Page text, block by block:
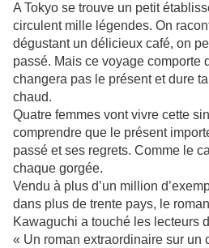
A Tokyo se trouve un petit
circulent mille légendes. On
dégustant un délicieux café, on
passé. Mais ce voyage comporte
changera pas le présent et dure
chaud.
Quatre femmes vont vivre cette
comprendre que le présent
passé et ses regrets. Comme le
chaque gorgée.
Vendu à plus d’un million
dans plus de trente pays, le
Kawaguchi a touché les lecteurs
« Un roman extraordinaire sur un